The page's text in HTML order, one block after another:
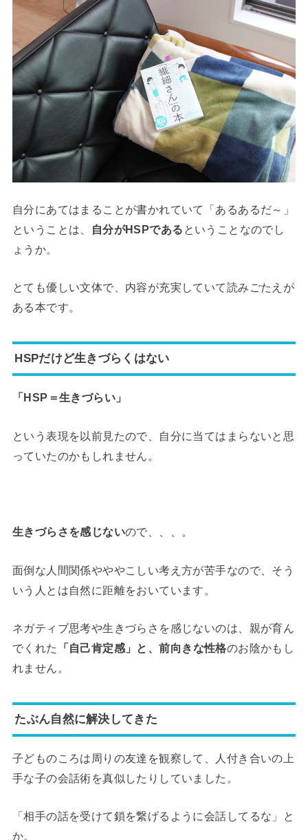
自分にあてはまることが書かれていて「あるあるだ～」
ということは、
自分がHSPである ということなのでし
ょうか。
とても優しい文体で、内容が充実していて読みごたえが
ある本です。
HSPだけど生きづらくはない
「HSP＝生きづらい」
という表現を以前見たので、自分に当てはまらないと思
っていたのかもしれません。
生きづらさを感じないので、、、。
面倒な人間関係やややこしい考え方が苦手なので、そう
いう人とは自然に距離をおいています。
ネガティブ思考や生きづらさを感じないのは、親が育ん
でくれた
「自己肯定感」と、前向きな性格のお陰かもし
れません。
たぶん自然に解決してきた
子どものころは周りの友達を観察して、人付き合いの上
手な子の会話術を真似したりしていました。
「相手の話を受けて鎖を繋げるように会話してるな」と
か。